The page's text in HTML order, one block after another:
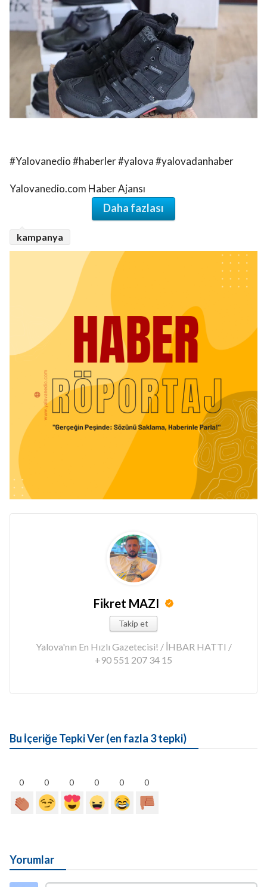
#Yalovanedio #haberler #yalova #yalovadanhaber
Yalovanedio.com Haber Ajansı
Daha fazlası
kampanya
Fikret MAZI
Takip et
Yalova'nın En Hızlı Gazetecisi! / İHBAR HATTI /
+90 551 207 34 15
Bu İçeriğe Tepki Ver (en fazla 3 tepki)
0 0 0 0 0 0
Yorumlar